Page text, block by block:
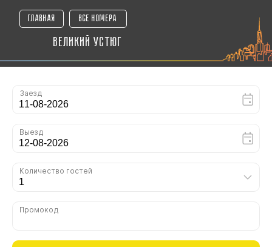
Великий устюг
главная все номера